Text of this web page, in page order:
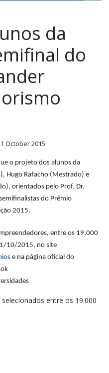
da
do
October 2015
o projeto dos alunos da
Hugo Rafacho (Mestrado) e
orientados pelo Prof. Dr.
do Prêmio
2015.
entre os 19.000
10/2015, no site
e na página oficial do
entre os 19.000